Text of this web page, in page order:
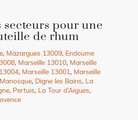
secteurs pour une
de rhum
, Mazargues 13009, Endoume
, Marseille 13010, Marseille
, Marseille 13001 , Marseille
Manosque, Digne les Bains, La
, Pertuis, La Tour d’Aigues,